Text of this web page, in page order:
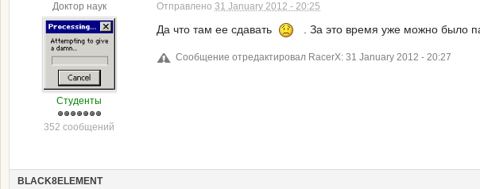
Доктор наук
Студенты
352 сообщений
Отправлено 31 January 2012 - 20:25
Да что там ее сдавать . За это время уже можно было
Сообщение отредактировал RacerX: 31 January 2012 - 20:27
BLACK8ELEMENT